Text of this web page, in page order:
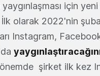
yaygınlaşması için
İlk olarak 2022'nin
Instagram,
şirket ilk kez